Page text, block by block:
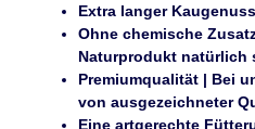
Extra langer
Ohne chemische
Naturprodukt natürlich
Premiumqualität | Bei
von ausgezeichneter
Eine artgerechte